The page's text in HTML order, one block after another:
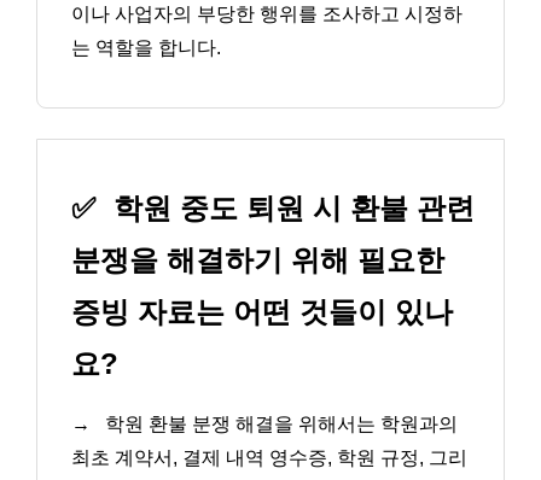
이나 사업자의 부당한 행위를 조사하고 시정하
는 역할을 합니다.
✅ 학원 중도 퇴원 시 환불 관련
분쟁을 해결하기 위해 필요한
증빙 자료는 어떤 것들이 있나
요?
→
학원 환불 분쟁 해결을 위해서는 학원과의
최초 계약서, 결제 내역 영수증, 학원 규정, 그리